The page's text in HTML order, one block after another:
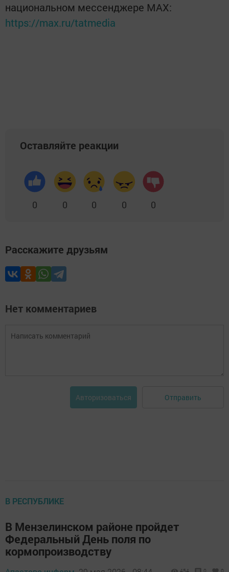
национальном мессенджере MАХ:
https://max.ru/tatmedia
Оставляйте реакции
0 0 0 0 0
Расскажите друзьям
Нет комментариев
Авторизоваться Отправить
В РЕСПУБЛИКЕ
В Мензелинском районе пройдет
Федеральный День поля по
кормопроизводству